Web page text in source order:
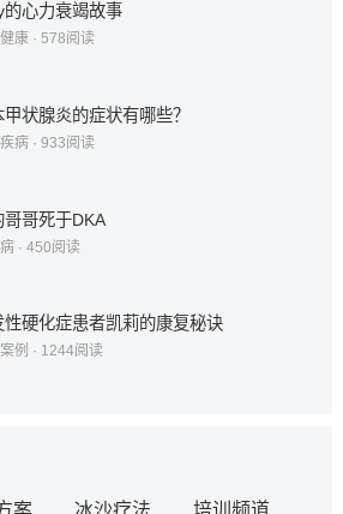
的心力衰竭故事
康· 578阅读
甲状腺炎的症状有哪些？
病· 933阅读
哥哥死于DKA
· 450阅读
性硬化症患者凯莉的康复秘诀
例 · 1244阅读
案 冰沙疗法 培训频道